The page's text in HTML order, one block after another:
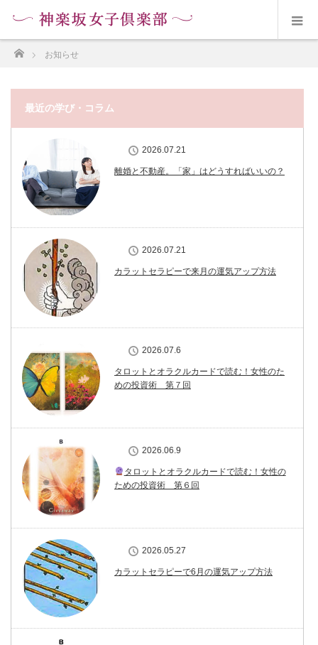
ホーム
お知らせ
最近の学び・コラム
2026.07.21
離婚と不動産。「家」はどうすればいいの？
2026.07.21
カラットセラピーで来月の運気アップ方法
2026.07.6
タロットとオラクルカードで読む！女性のた
めの投資術 第７回
2026.06.9
タロットとオラクルカードで読む！女性の
ための投資術 第６回
2026.05.27
カラットセラピーで6月の運気アップ方法